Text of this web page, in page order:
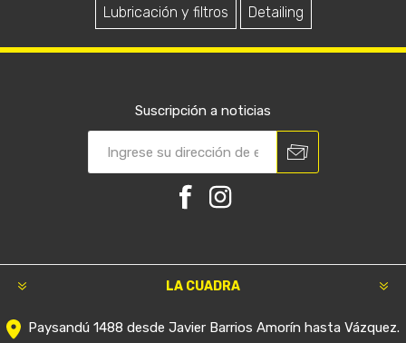
Lubricación y filtros
Detailing
Suscripción a noticias
LA CUADRA
Paysandú 1488 desde Javier Barrios Amorín hasta Vázquez.